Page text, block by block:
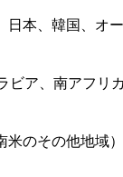
日本、韓国、オ
ア、南アフリ
のその他地域）